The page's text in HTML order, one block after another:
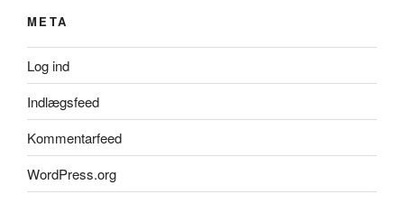
META
Log ind
Indlægsfeed
Kommentarfeed
WordPress.org